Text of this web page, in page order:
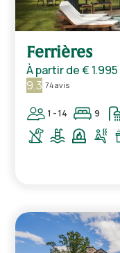
Ferrières
À partir de€ 1.995
9.3 74 avis
1 - 14 9